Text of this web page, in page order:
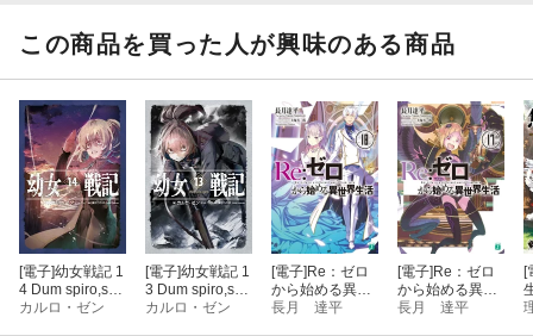
この商品を買った人が興味のある商品
[電子]幼女戦記 1
4 Dum spiro,spe
ro ー下ー
カルロ・ゼン
[電子]幼女戦記 1
3 Dum spiro,spe
ro ー上ー
カルロ・ゼン
[電子] Re：ゼロ
から始める異世
界生活 18
長月 達平
[電子] Re：ゼロ
から始める異世
界生活 17
長月 達平
[
1